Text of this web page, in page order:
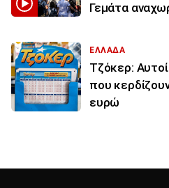
Γεμάτα
ΕΛΛΑΔΑ
Τζόκερ: Αυτοί
που
ευρώ